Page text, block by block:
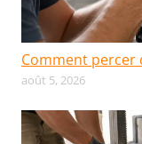
Comment percer
août 5, 2026